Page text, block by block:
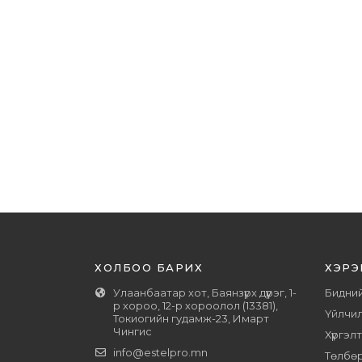
ХОЛБОО БАРИХ
Улаанбаатар хот, Баянзүрх дүүрэг, 1-
р хороо, 12-р хороолол (13381),
Токиогийн гудамж-23, Имарт
Чингис
info@estelpro.mn